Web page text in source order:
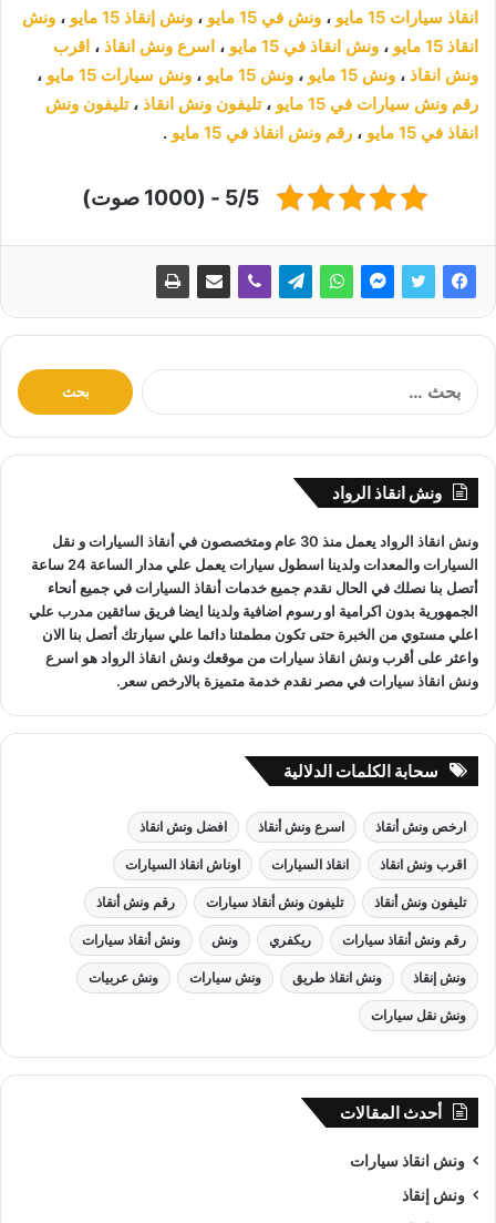
انقاذ سيارات 15 مايو
، ونش في 15 مايو ، ونش إنقاذ 15 مايو ، ونش
انقاذ 15 مايو
، ونش انقاذ في 15 مايو ، اسرع ونش انقاذ ، اقرب
ونش انقاذ ، ونش 15 مايو ، ونش 15 مايو ، ونش سيارات 15 مايو
،
رقم ونش سيارات في 15 مايو
،تليفون ونش انقاذ ،تليفون ونش
انقاذ في 15 مايو
، رقم ونش انقاذ في 15 مايو .
5/5 - (1000 صوت)
:
ونش انقاذ الرواد
ونش انقاذ الرواد يعمل منذ 30 عام ومتخصصون في أنقاذ السياراتو نقل
السيارات
والمعدات ولدينا اسطول سيارات يعمل علي مدار الساعة 24 ساعة
أتصل بنا نصلك في الحال نقدم جميع خدماتأنقاذ السياراتفي جميع أنحاء
الجمهورية بدون اكرامية او رسوم اضافية ولدينا ايضا فريق سائقين مدرب علي
اعلي مستوي من الخبرة حتى تكون مطمئنا دائما علي سيارتك أتصل بنا الان
واعثر علىأقرب ونش انقاذ سياراتمن موقعك ونش انقاذ الرواد هو اسرع
ونش انقاذ سياراتفي مصر نقدم خدمة متميزة بالارخص سعر.
سحابة الكلمات الدلالية
ارخص ونش أنقاذ اسرع ونش أنقاذ افضل ونش انقاذ
اقرب ونش انقاذ انقاذ السيارات اوناش انقاذ السيارات
تليفون ونش أنقاذ تليفون ونش أنقاذ سيارات رقم ونش أنقاذ
رقم ونش أنقاذ سيارات ريكفري ونش ونش أنقاذ سيارات
ونش إنقاذ ونش انقاذ طريق ونش سيارات ونش عربيات
ونش نقل سيارات
أحدث المقالات
ونش انقاذ سيارات
ونش إنقاذ